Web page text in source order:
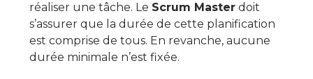
réaliser une tâche. Le Scrum Master doit
s’assurer que la durée de cette planification
est comprise de tous. En revanche, aucune
durée minimale n’est fixée.